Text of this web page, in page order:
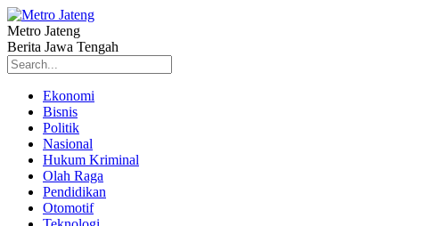
Metro Jateng
Berita Jawa Tengah
Ekonomi
Bisnis
Politik
Nasional
Hukum Kriminal
Olah Raga
Pendidikan
Otomotif